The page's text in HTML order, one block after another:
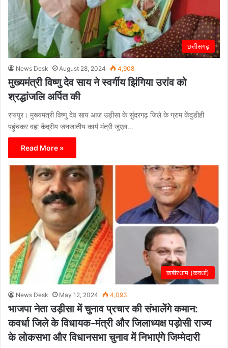
छत्तीसगढ़
News Desk August 28, 2024 4,908
मुख्यमंत्री विष्णु देव साय ने स्वर्गीय झिंगिया उरांव को
श्रद्धांजलि अर्पित की
रायपुर। मुख्यमंत्री विष्णु देव साय आज उड़ीसा के सुंदरगढ़ जिले के ग्राम केंदुडीही
पहुंचकर वहां केंद्रीय जनजातीय कार्य मंत्री जुएल…
Read More »
कबीरधाम (कवर्धा)
News Desk May 12, 2024 4,093
भाजपा नेता उड़ीसा में चुनाव प्रचार की संभालेंगे कमान:
कवर्धा जिले के विधायक-मंत्री और जिलाध्यक्ष पड़ोसी राज्य
के लोकसभा और विधानसभा चुनाव में निभाएंगे जिम्मेदारी